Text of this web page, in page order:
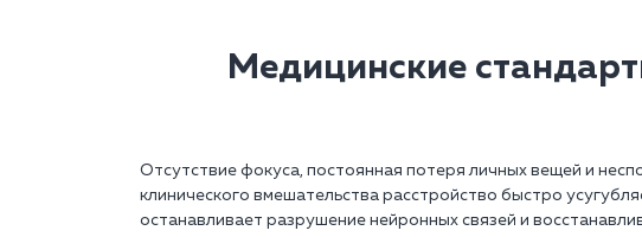
Медицинские
Отсутствие фокуса, постоянная потеря личных вещей и
клинического вмешательства расстройство быстро
останавливает разрушение нейронных связей и